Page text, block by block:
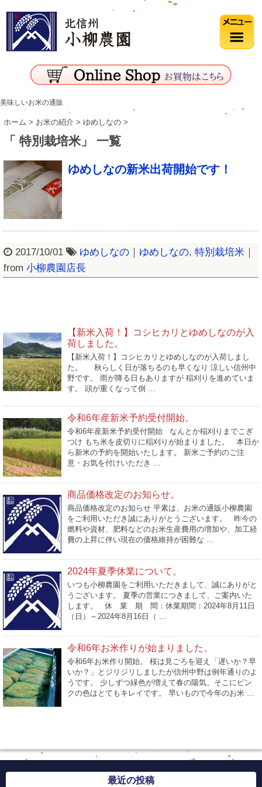
美味しいお米の通販
ホーム > お米の紹介 > ゆめしなの >
「 特別栽培米」 一覧
ゆめしなの新米出荷開始です！
2017/10/01 ゆめしなの ｜ ゆめしなの, 特別栽培米 ｜
from 小柳農園店長
【新米入荷！】コシヒカリとゆめしなのが入
荷しました。
【新米入荷！】コシヒカリとゆめしなのが入荷しまし
た。 秋らしく日が落ちるのも早くなり 涼しい信州中
野です。 雨が降る日もありますが 稲刈りを進めていま
す。 頭が重くなって倒 …
令和6年産新米予約受付開始。
令和6年産新米予約受付開始 なんとか稲刈りまでこぎ
つけ もち米を皮切りに稲刈りが始まりました。 本日か
ら新米の予約を開始いたします。 新米ご予約のご注
意・お気を付けいただき …
商品価格改定のお知らせ。
商品価格改定のお知らせ 平素は、お米の通販小柳農園
をご利用いただき誠にありがとうございます。 昨今の
燃料や資材、肥料などのお米生産費用の増加や、加工経
費の上昇に伴い現在の価格維持が困難な …
2024年夏季休業について。
いつも小柳農園をご利用いただきまして、誠にありがと
うございます。 夏季の営業につきまして、ご案内いた
します。 休 業 期 間：休業期間：2024年8月11日
（日）～2024年8月16日（ …
令和6年お米作りが始まりました。
令和6年お米作り開始。 桜は見ごろを迎え「遅いか？早
いか？」とジリジリしましたが信州中野は例年通りのよ
うです。 少しずつ緑色が増えて春の陽気、そこにピン
クの色はとてもキレイです。 早いもので今年のお米 …
最近の投稿